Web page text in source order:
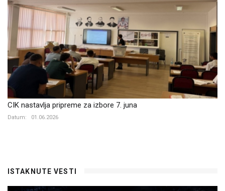
CIK nastavlja pripreme za izbore 7. juna
Datum: 01.06.2026
ISTAKNUTE VESTI